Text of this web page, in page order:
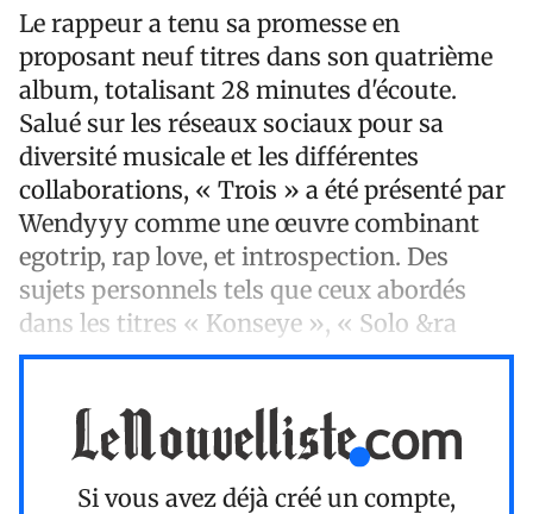
Le rappeur a tenu sa promesse en
proposant neuf titres dans son quatrième
album, totalisant 28 minutes d'écoute.
Salué sur les réseaux sociaux pour sa
diversité musicale et les différentes
collaborations, « Trois » a été présenté par
Wendyyy comme une œuvre combinant
egotrip, rap love, et introspection. Des
sujets personnels tels que ceux abordés
dans les titres « Konseye », « Solo &ra
Si vous avez déjà créé un compte,